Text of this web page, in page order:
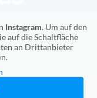
Instagram. Um auf den
auf die Schaltfläche
an Drittanbieter